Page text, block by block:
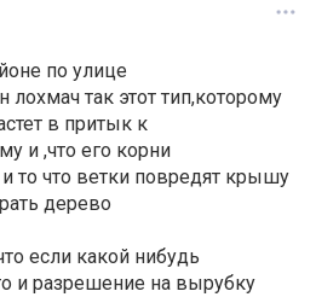
по улице
так этот тип,которому
в притык к
и ,что его корни
то что ветки повредят крышу
дерево
если какой нибудь
и разрешение на вырубку